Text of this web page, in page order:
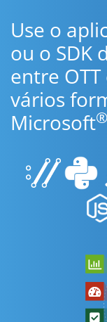
Use o
ou o SDK
entre
vários
Microsoft®